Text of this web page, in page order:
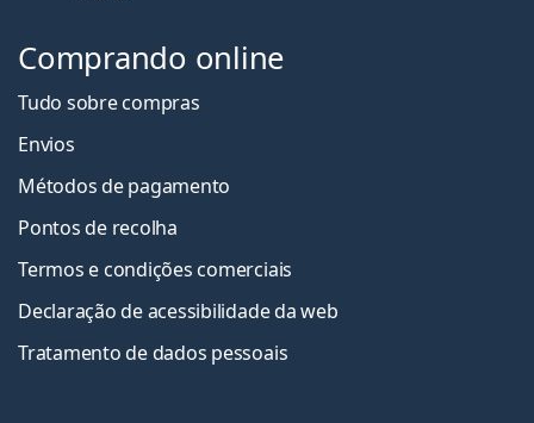
Comprando online
Tudo sobre compras
Envios
Métodos de pagamento
Pontos de recolha
Termos e condições comerciais
Declaração de acessibilidade da web
Tratamento de dados pessoais